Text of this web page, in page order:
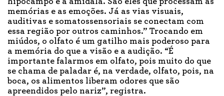
memórias e as emoções. Já as vias visuais,
auditivas e somatossensoriais se conectam com
essa região por outros caminhos.” Trocando em
miúdos, o olfato é um gatilho mais poderoso para
a memória do que a visão e a audição. “É
importante falarmos em olfato, pois muito do que
se chama de paladar é, na verdade, olfato, pois, na
boca, os alimentos liberam odores que são
apreendidos pelo nariz”, registra.